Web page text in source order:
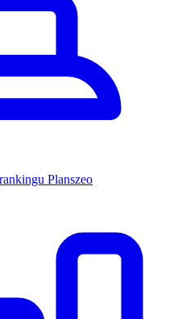
Planszeo